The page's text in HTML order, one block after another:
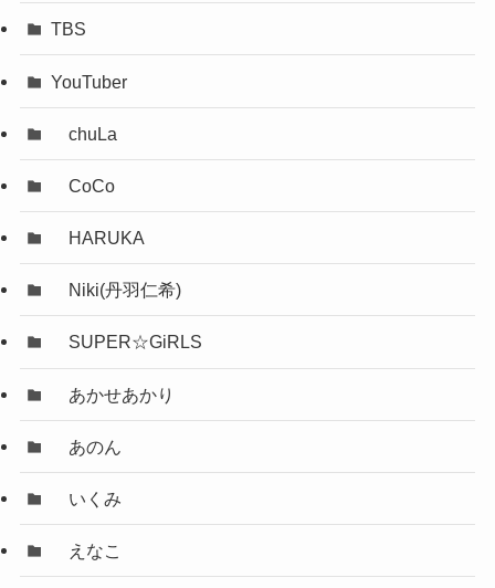
TBS
YouTuber
chuLa
CoCo
HARUKA
Niki(丹羽仁希)
SUPER☆GiRLS
あかせあかり
あのん
いくみ
えなこ